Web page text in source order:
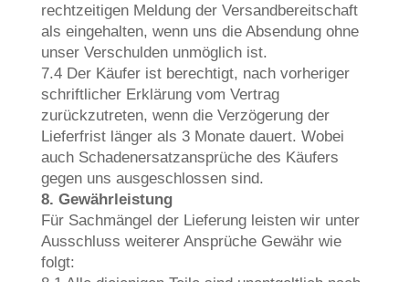
rechtzeitigen Meldung der Versandbereitschaft
als eingehalten, wenn uns die Absendung ohne
unser Verschulden unmöglich ist.
7.4 Der Käufer ist berechtigt, nach vorheriger
schriftlicher Erklärung vom Vertrag
zurückzutreten, wenn die Verzögerung der
Lieferfrist länger als 3 Monate dauert. Wobei
auch Schadenersatzansprüche des Käufers
gegen uns ausgeschlossen sind.
8. Gewährleistung
Für Sachmängel der Lieferung leisten wir unter
Ausschluss weiterer Ansprüche Gewähr wie
folgt: